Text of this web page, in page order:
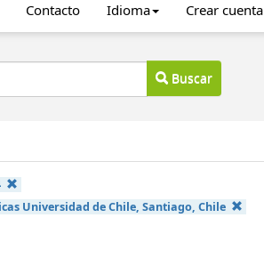
Contacto Idioma Crear cuenta
Buscar
Universidad de Chile, Santiago, Chile